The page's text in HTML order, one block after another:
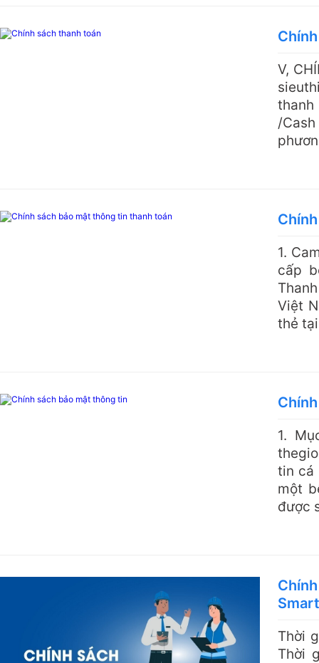
V,
/
1.
cấp
Việt
thẻ
1.
tin cá
một
được
Thời
Thời